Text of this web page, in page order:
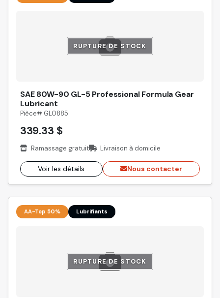
RUPTURE DE STOCK
SAE 80W-90 GL-5 Professional Formula Gear
Lubricant
Pièce# GL0885
339.33 $
Ramassage gratuit Livraison à domicile
Voir les détails Nous contacter
AA-Top 50% Lubrifiants
RUPTURE DE STOCK